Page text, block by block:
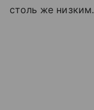
столь же низким.